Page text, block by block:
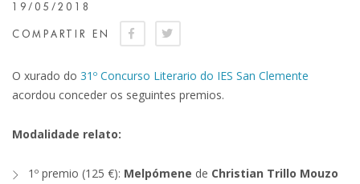
19/05/2018
COMPARTIR EN
O xurado do 31º Concurso Literario do IES San Clemente
acordou conceder os seguintes premios.
Modalidade relato:
1º premio (125 €): Melpómene de Christian Trillo Mouzo